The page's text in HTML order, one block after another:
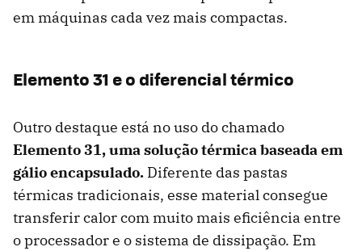
em máquinas cada vez mais compactas.
Elemento 31 e o diferencial térmico
Outro destaque está no uso do chamado
Elemento 31, uma solução térmica baseada em
gálio encapsulado. Diferente das pastas
térmicas tradicionais, esse material consegue
transferir calor com muito mais eficiência entre
o processador e o sistema de dissipação. Em